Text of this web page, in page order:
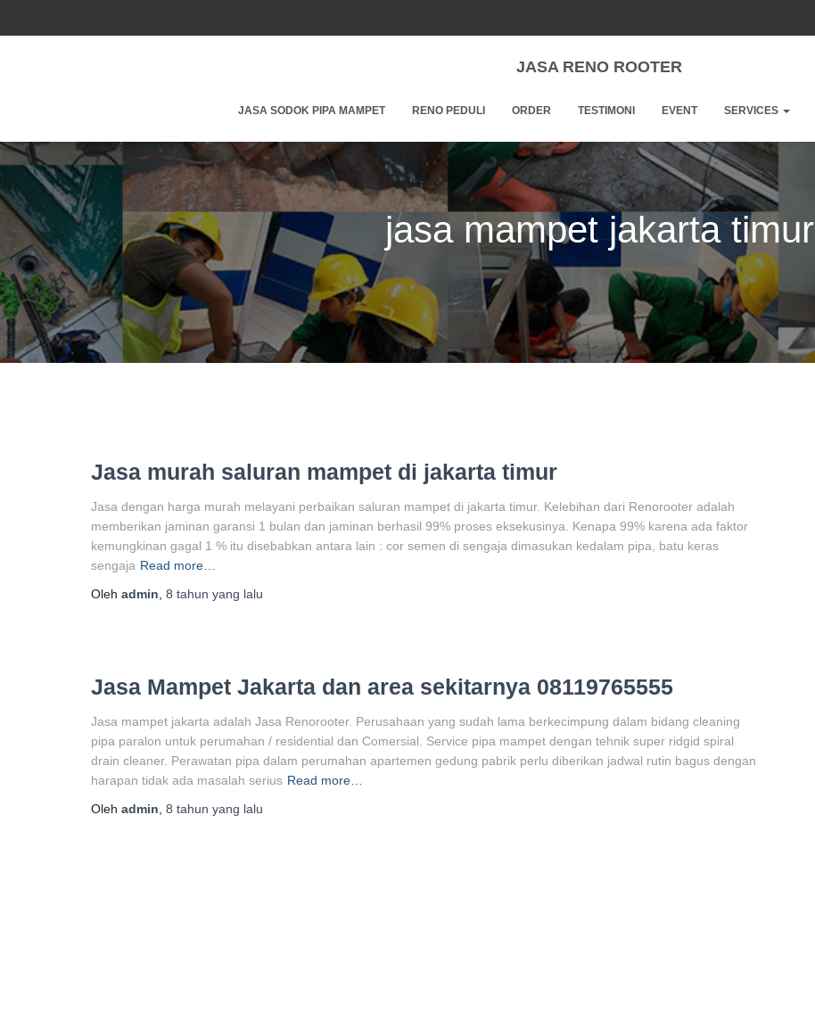
JASA RENO ROOTER
JASA SODOK PIPA MAMPET RENO PEDULI ORDER TESTIMONI EVENT SERVICES
jasa mampet jakarta timur
Jasa murah saluran mampet di jakarta timur
Jasa dengan harga murah melayani perbaikan saluran mampet di jakarta timur. Kelebihan dari Renorooter adalah
memberikan jaminan garansi 1 bulan dan jaminan berhasil 99% proses eksekusinya. Kenapa 99% karena ada faktor
kemungkinan gagal 1 % itu disebabkan antara lain : cor semen di sengaja dimasukan kedalam pipa, batu keras
sengaja Read more…
Oleh admin 8 tahun yang lalu
Jasa Mampet Jakarta dan area sekitarnya 08119765555
Jasa mampet jakarta adalah Jasa Renorooter. Perusahaan yang sudah lama berkecimpung dalam bidang cleaning
pipa paralon untuk perumahan / residential dan Comersial. Service pipa mampet dengan tehnik super ridgid spiral
drain cleaner. Perawatan pipa dalam perumahan apartemen gedung pabrik perlu diberikan jadwal rutin bagus dengan
harapan tidak ada masalah serius Read more…
Oleh admin 8 tahun yang lalu